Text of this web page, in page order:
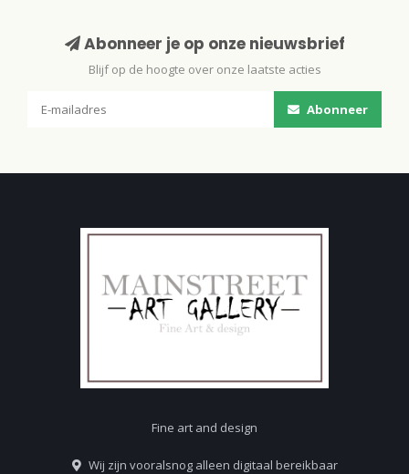
Abonneer je op onze nieuwsbrief
Blijf op de hoogte over onze laatste acties
Abonneer
Fine art and design
Wij zijn vooralsnog alleen digitaal bereikbaar